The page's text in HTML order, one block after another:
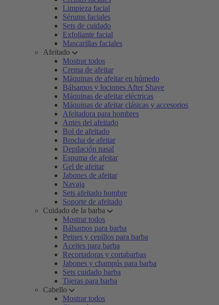
Limpieza facial
Sérums faciales
Sets de cuidado
Exfoliante facial
Mascarillas faciales
Afeitado
Mostrar todos
Crema de afeitar
Máquinas de afeitar en húmedo
Bálsamos y lociones After Shave
Máquinas de afeitar eléctricas
Máquinas de afeitar clásicas y accesorios
Afeitadora para hombres
Antes del afeitado
Bol de afeitado
Brocha de afeitar
Depilación nasal
Espuma de afeitar
Gel de afeitar
Jabones de afeitar
Navaja
Sets afeitado hombre
Soporte de afeitado
Cuidado de la barba
Mostrar todos
Bálsamos para barba
Peines y cepillos para barba
Aceites para barba
Recortadoras y cortabarbas
Jabones y champús para barba
Sets cuidado barba
Tijeras para barba
Cabello
Mostrar todos